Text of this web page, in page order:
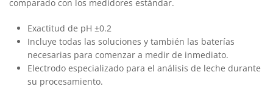
comparado con los medidores estándar.
Exactitud de pH ±0.2
Incluye todas las soluciones y también las baterías
necesarias para comenzar a medir de inmediato.
Electrodo especializado para el análisis de leche durante
su procesamiento.